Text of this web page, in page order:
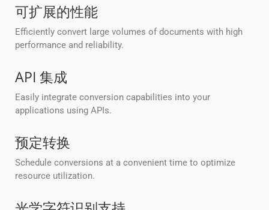
可扩展的性能
Efficiently convert large volumes of documents with high
performance and reliability.
API 集成
Easily integrate conversion capabilities into your
applications using APIs.
预定转换
Schedule conversions at a convenient time to optimize
resource utilization.